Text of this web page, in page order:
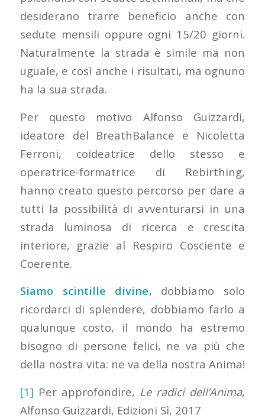
desiderano trarre beneficio anche con
sedute mensili oppure ogni 15/20 giorni.
Naturalmente la strada è simile ma non
uguale, e così anche i risultati, ma ognuno
ha la sua strada.
Per questo motivo Alfonso Guizzardi,
ideatore del BreathBalance e Nicoletta
Ferroni, coideatrice dello stesso e
operatrice-formatrice di Rebirthing,
hanno creato questo percorso per dare a
tutti la possibilità di avventurarsi in una
strada luminosa di ricerca e crescita
interiore, grazie al Respiro Cosciente e
Coerente.
Siamo scintille divine, dobbiamo solo
ricordarci di splendere, dobbiamo farlo a
qualunque costo, il mondo ha estremo
bisogno di persone felici, ne va più che
della nostra vita: ne va della nostra Anima!
[1] Per approfondire, Le radici dell’Anima,
Alfonso Guizzardi, Edizioni Sì, 2017